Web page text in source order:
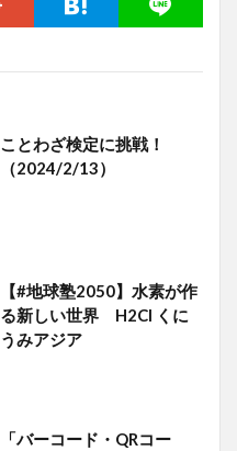
ことわざ検定に挑戦！
（2024/2/13）
【#地球塾2050】水素が作
る新しい世界 H2CI くに
うみアジア
「バーコード・QRコー